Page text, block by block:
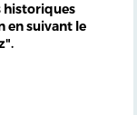
historiques
en suivant le